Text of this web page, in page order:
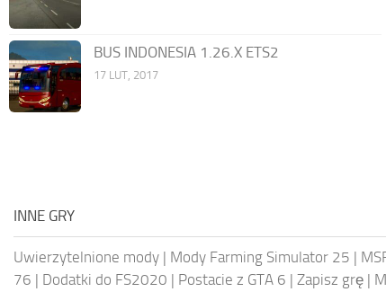
BUS INDONESIA 1.26.X ETS2
17 LUT, 2017
INNE GRY
Uwierzytelnione mody | Mody Farming Simulator 25 |
76 | Dodatki do FS2020 | Postacie z GTA 6 | Zapisz grę |